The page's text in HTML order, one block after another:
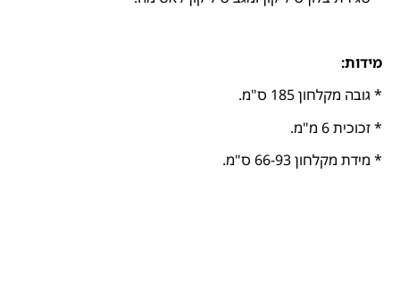
מידות:
* גובה מקלחון 185 ס"מ.
* זכוכית 6 מ"מ.
* מידת מקלחון 66-93 ס"מ.